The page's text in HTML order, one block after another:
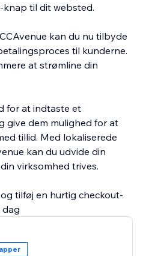
til dit websted.
kan du nu tilbyde
til kunderne.
at strømline din
for at indtaste et
give dem mulighed for at
tillid. Med lokaliserede
kan du udvide din
virksomhed trives.
tilføj en hurtig checkout-
dag